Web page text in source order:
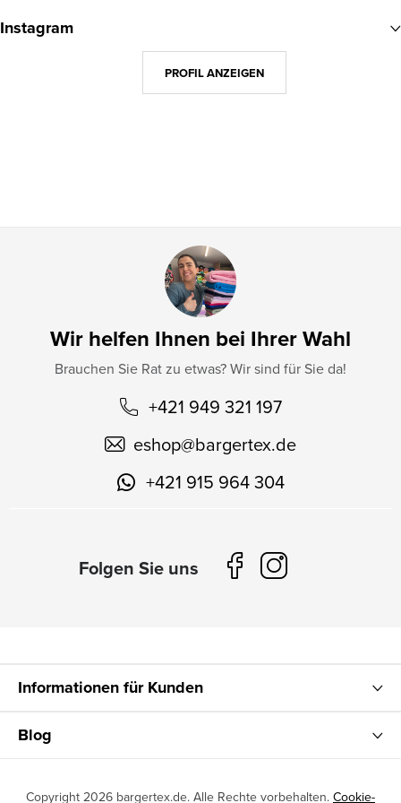
u
Wir helfen Ihnen bei Ihrer Wahl
Brauchen Sie Rat zu etwas? Wir sind für Sie da!
+421 949 321 197
eshop@bargertex.de
+421 915 964 304
Instagram
PROFIL ANZEIGEN
Informationen für Kunden
Blog
Copyright 2026 bargertex.de. Alle Rechte vorbehalten. Cookie-